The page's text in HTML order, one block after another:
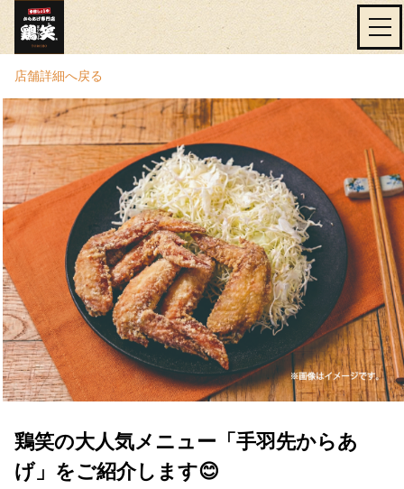
店舗詳細へ戻る
鶏笑の大人気メニュー「手羽先からあ
げ」をご紹介します😊